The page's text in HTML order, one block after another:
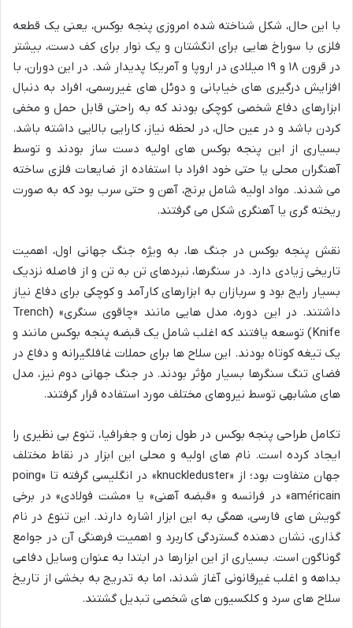
با این حال، شکل شناخته شده امروزی پنجه بوکس، یعنی یک قطعه
فلزی با سوراخ هایی برای انگشتان و یک نوار برای کف دست، بیشتر
در قرون ۱۸ و ۱۹ میلادی در اروپا و آمریکا پدیدار شد. در این دوران، با
افزایش درگیری های خیابانی و دوئل های غیررسمی، افراد به دنبال
ابزارهای دفاع شخصی کوچکی بودند که به راحتی قابل حمل و مخفی
کردن باشد و در عین حال، در لحظه نیاز، کارایی بالایی داشته باشد.
بسیاری از این پنجه بوکس های اولیه دست ساز بودند و توسط
آهنگران محلی یا حتی خود افراد با استفاده از ضایعات فلزی ساخته
می شدند. مواد اولیه شامل برنج، آهن و حتی سرب بود که به صورت
ریخته گری یا آهنگری شکل می گرفتند.
نقش پنجه بوکس در جنگ ها، به ویژه جنگ جهانی اول، اهمیت
تاریخی زیادی دارد. در سنگرها، نبردهای تن به تن و از فاصله نزدیک
بسیار رایج بود و سربازان به ابزارهای کارآمد و کوچکی برای دفاع نیاز
داشتند. در این دوره، مدل هایی مانند «چاقوی سنگری» (Trench
Knife) توسعه یافتند که اغلب شامل یک قبضه پنجه بوکس مانند و
یک تیغه کوتاه بودند. این سلاح ها برای حملات غافلگیرانه و دفاع در
فضای تنگ سنگرها بسیار مؤثر بودند. در جنگ جهانی دوم نیز، مدل
های مشابهی توسط نیروهای مختلف مورد استفاده قرار گرفتند.
تکامل طراحی پنجه بوکس در طول زمان و جغرافیا، تنوع بی نظیری را
ایجاد کرده است. نام های اولیه و محلی این ابزار در نقاط مختلف
جهان متفاوت بود؛ از «knuckleduster» در انگلیسی گرفته تا «poing
américain» در فرانسه و «قبضه آهنی» یا «مشت فولادی» در برخی
گویش های فارسی، همگی به این ابزار اشاره دارند. این تنوع در نام
گذاری، نشان دهنده گستردگی کاربرد و اهمیت فرهنگی آن در جوامع
گوناگون است. بسیاری از این ابزارها در ابتدا به عنوان وسایل دفاعی
بداهه و اغلب غیرقانونی آغاز شدند، اما به تدریج به بخشی از تاریخ
سلاح های سرد و کلکسیون های شخصی تبدیل گشتند.